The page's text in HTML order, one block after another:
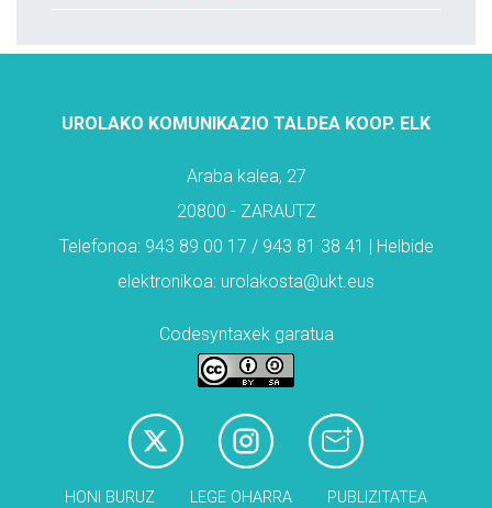
UROLAKO KOMUNIKAZIO TALDEA KOOP. ELK
Araba kalea, 27
20800 - ZARAUTZ
Telefonoa: 943 89 00 17 / 943 81 38 41 | Helbide
elektronikoa: urolakosta@ukt.eus
Codesyntaxek garatua
HONI BURUZ LEGE OHARRA PUBLIZITATEA